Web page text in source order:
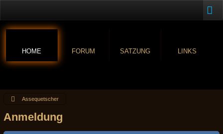
HOME FORUM SATZUNG LINKS
Assequetscher
Anmeldung